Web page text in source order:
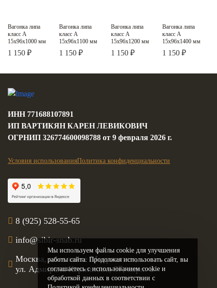
Мы используем файлы cookie для улучшения
работы сайта. Продолжая использовать сайт, вы
соглашаетесь с использованием cookie и
обработкой данных в соответствии с
Класс A
Вагонка липа
класс А
15x96x1000 мм
1 150 ₽
Класс A
Вагонка липа
класс А
15x96x1100 мм
1 150 ₽
Класс A
Вагонка липа
класс А
15x96x1200 мм
1 150 ₽
Класс A
Вагонка липа
класс А
15x96x1400 мм
1 150 ₽
ИНН 771688107891
ИП ВАРТИКЯН КАРЕН ЛЕВИКОВИЧ
ОГРНИП 326774600098788 от 9 февраля 2026 г.
Условия использованияПолитика конфиденциальности
8 (925) 528-55-65
info@sibir-snab.ru
Москва, поселение Мосрентген,
ул. Адмирала Корнилова, 87, корп. 2